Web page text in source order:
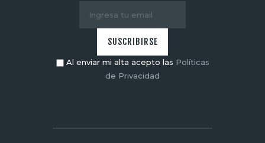
Al enviar mi alta acepto las Políticas
de Privacidad